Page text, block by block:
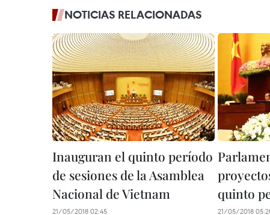
NOTICIAS RELACIONADAS
Inauguran el quinto período
de sesiones de la Asamblea
Nacional de Vietnam
21/05/2018 02:45
quinto
21/05/2018